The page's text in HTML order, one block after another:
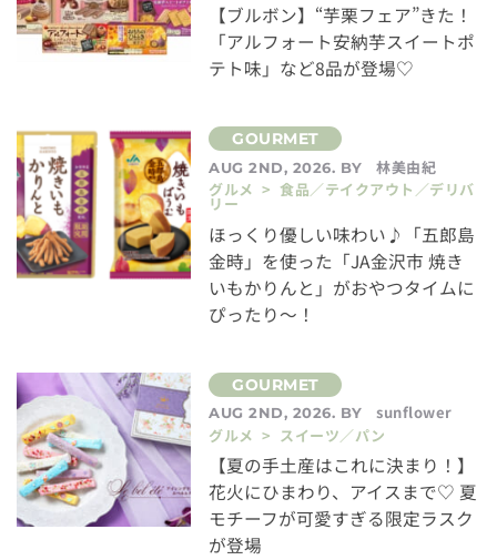
【ブルボン】“芋栗フェア”きた！
「アルフォート安納芋スイートポ
テト味」など8品が登場♡
AUG 2ND, 2026. BY
林美由紀
グルメ > 食品／テイクアウト／デリバ
リー
ほっくり優しい味わい♪「五郎島
金時」を使った「JA金沢市 焼き
いもかりんと」がおやつタイムに
ぴったり～！
AUG 2ND, 2026. BY
sunflower
グルメ > スイーツ／パン
【夏の手土産はこれに決まり！】
花火にひまわり、アイスまで♡ 夏
モチーフが可愛すぎる限定ラスク
が登場